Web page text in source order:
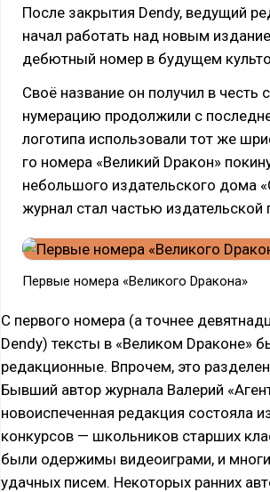
После закрытия Dendy, ведущий
начал работать над новым
дебютный номер в будущем
Своё название он получил в честь
нумерацию продолжили с
логотипа использовали тот же
го номера «Великий Dракон»
небольшого издательского
журнал стал частью издательской
Первые номера «Великого Dракона»
С первого номера (а точнее
Dendy) тексты в «Великом Dраконе»
редакционные. Впрочем, это
Бывший автор журнала Валерий
новоиспеченная редакция состояла
конкурсов — школьников старших
были одержимы видеоиграми, и
удачных писем. Некоторых ранних